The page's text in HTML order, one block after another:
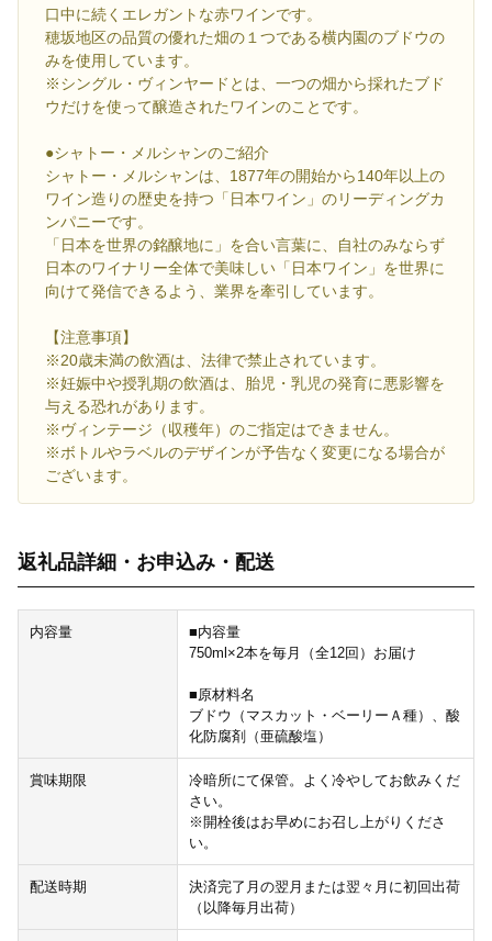
口中に続くエレガントな赤ワインです。
穂坂地区の品質の優れた畑の１つである横内園のブドウの
みを使用しています。
※シングル・ヴィンヤードとは、一つの畑から採れたブド
ウだけを使って醸造されたワインのことです。
●シャトー・メルシャンのご紹介
シャトー・メルシャンは、1877年の開始から140年以上の
ワイン造りの歴史を持つ「日本ワイン」のリーディングカ
ンパニーです。
「日本を世界の銘醸地に」を合い言葉に、自社のみならず
日本のワイナリー全体で美味しい「日本ワイン」を世界に
向けて発信できるよう、業界を牽引しています。
【注意事項】
※20歳未満の飲酒は、法律で禁止されています。
※妊娠中や授乳期の飲酒は、胎児・乳児の発育に悪影響を
与える恐れがあります。
※ヴィンテージ（収穫年）のご指定はできません。
※ボトルやラベルのデザインが予告なく変更になる場合が
ございます。
返礼品詳細・お申込み・配送
内容量
■内容量
750ml×2本を毎月（全12回）お届け
■原材料名
ブドウ（マスカット・ベーリーＡ種）、酸
化防腐剤（亜硫酸塩）
賞味期限
冷暗所にて保管。よく冷やしてお飲みくだ
さい。
※開栓後はお早めにお召し上がりくださ
い。
配送時期
決済完了月の翌月または翌々月に初回出荷
（以降毎月出荷）